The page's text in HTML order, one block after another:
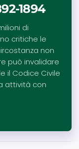
1894
di
critiche le
non
può invalidare
il Codice Civile
attività con